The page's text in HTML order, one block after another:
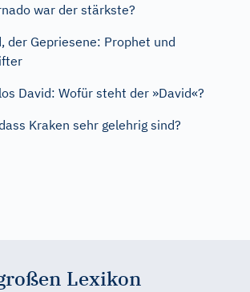
war der stärkste?
der Gepriesene: Prophet und
David: Wofür steht der »David«?
Kraken sehr gelehrig sind?
Lexikon